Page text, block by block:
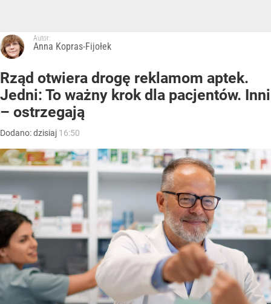
Autor:
Anna Kopras-Fijołek
Rząd otwiera drogę reklamom aptek.
Jedni: To ważny krok dla pacjentów. Inni
– ostrzegają
Dodano:dzisiaj 16:50